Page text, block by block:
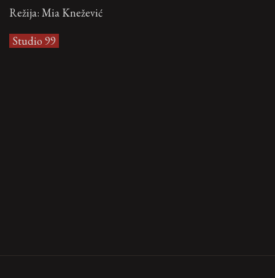
Režija: Mia Knežević
Studio 99